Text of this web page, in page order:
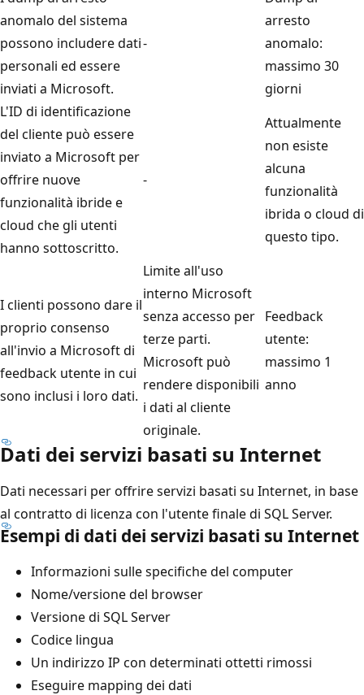
anomalo del sistema
possono includere dati
personali ed essere
inviati a Microsoft.
-
arresto
anomalo:
massimo 30
giorni
L'ID di identificazione
del cliente può essere
inviato a Microsoft per
offrire nuove
funzionalità ibride e
cloud che gli utenti
hanno sottoscritto.
-
Attualmente
non esiste
alcuna
funzionalità
ibrida o cloud di
questo tipo.
I clienti possono dare il
proprio consenso
all'invio a Microsoft di
feedback utente in cui
sono inclusi i loro dati.
Limite all'uso
interno Microsoft
senza accesso per
terze parti.
Microsoft può
rendere disponibili
i dati al cliente
originale.
Feedback
utente:
massimo 1
anno
Dati dei servizi basati su Internet
Dati necessari per offrire servizi basati su Internet, in base
al contratto di licenza con l'utente finale di SQL Server.
Esempi di dati dei servizi basati su Internet
Informazioni sulle specifiche del computer
Nome/versione del browser
Versione di SQL Server
Codice lingua
Un indirizzo IP con determinati ottetti rimossi
Eseguire mapping dei dati